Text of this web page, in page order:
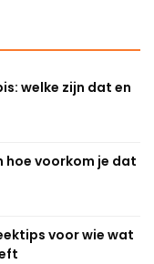
welke zijn dat en
hoe voorkom je dat
voor wie wat